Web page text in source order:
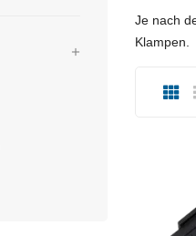

Je nach
Klampen.